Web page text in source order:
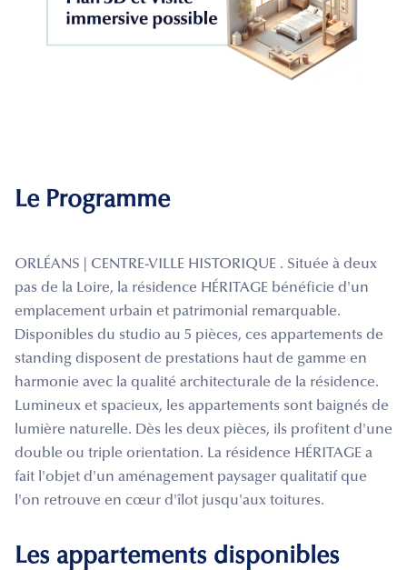
Le Programme
ORLÉANS | CENTRE-VILLE HISTORIQUE . Située à deux
pas de la Loire, la résidence HÉRITAGE bénéficie d'un
emplacement urbain et patrimonial remarquable.
Disponibles du studio au 5 pièces, ces appartements de
standing disposent de prestations haut de gamme en
harmonie avec la qualité architecturale de la résidence.
Lumineux et spacieux, les appartements sont baignés de
lumière naturelle. Dès les deux pièces, ils profitent d'une
double ou triple orientation. La résidence HÉRITAGE a
fait l'objet d'un aménagement paysager qualitatif que
l'on retrouve en cœur d'îlot jusqu'aux toitures.
Les appartements disponibles